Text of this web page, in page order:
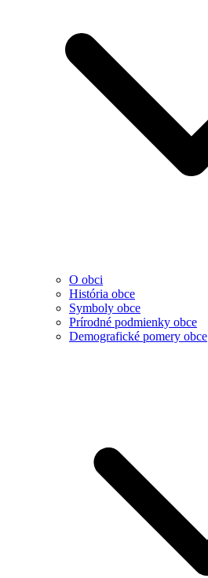
O obci
História obce
Symboly obce
Prírodné podmienky obce
Demografické pomery obce